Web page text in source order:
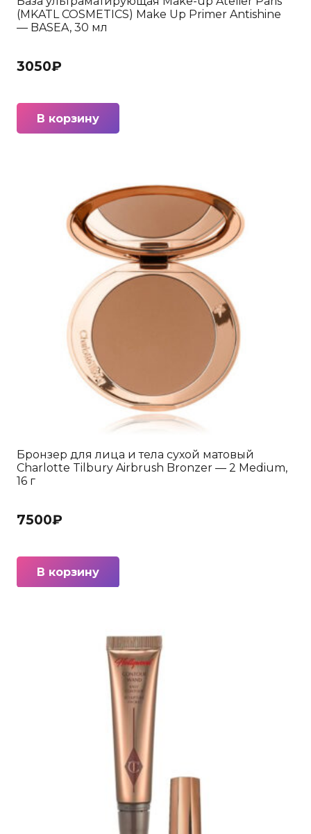
(MKATL COSMETICS) Make Up Primer Antishine
— BASEA, 30 мл
3050₽
В корзину
Бронзер для лица и тела сухой матовый
Charlotte Tilbury Airbrush Bronzer — 2 Medium,
16 г
7500₽
В корзину